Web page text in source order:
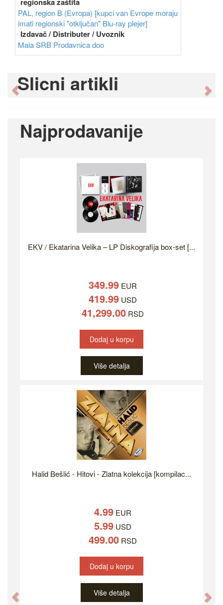
PAL, region B (Evropa) [kupci van Evrope moraju
imati regionski "otključan" Blu-ray plejer]
Izdavač / Distributer / Uvoznik
Mala SRB Prodavnica doo
Slicni artikli
Previous
Najprodavanije
EKV / Ekatarina Velika – LP Diskografija box-set [...
349.99 EUR
419.99 USD
41,299.00 RSD
Dodaj u korpu
Više detalja
Halid Bešlić - Hitovi - Zlatna kolekcija [kompilac...
4.99 EUR
5.99 USD
499.00 RSD
Dodaj u korpu
Više detalja